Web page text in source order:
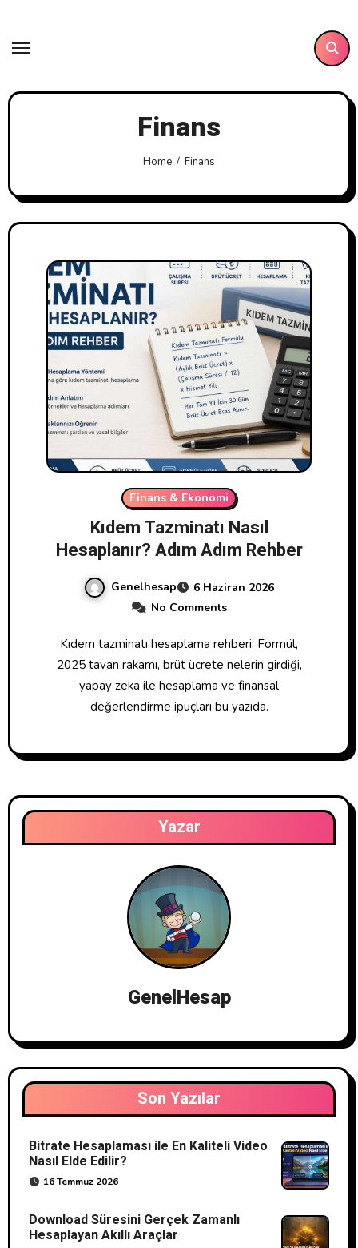
content
Finans
Home Finans
Finans & Ekonomi
Kıdem Tazminatı Nasıl
Hesaplanır? Adım Adım Rehber
Genelhesap
6 Haziran 2026
No Comments
Kıdem tazminatı hesaplama rehberi: Formül,
2025 tavan rakamı, brüt ücrete nelerin girdiği,
yapay zeka ile hesaplama ve finansal
değerlendirme ipuçları bu yazıda.
Yazar
GenelHesap
Son Yazılar
Bitrate Hesaplaması ile En Kaliteli Video
Nasıl Elde Edilir?
16 Temmuz 2026
Download Süresini Gerçek Zamanlı
Hesaplayan Akıllı Araçlar